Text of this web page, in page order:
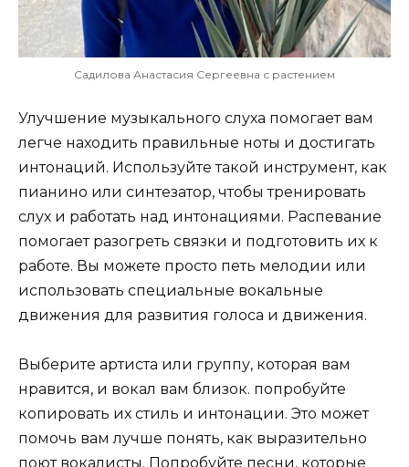
Садилова Анастасия Сергеевна с растением
Улучшение музыкального слуха помогает вам
легче находить правильные ноты и достигать
интонаций. Используйте такой инструмент, как
пианино или синтезатор, чтобы тренировать
слух и работать над интонациями. Распевание
помогает разогреть связки и подготовить их к
работе. Вы можете просто петь мелодии или
использовать специальные вокальные
движения для развития голоса и движения.
Выберите артиста или группу, которая вам
нравится, и вокал вам близок. попробуйте
копировать их стиль и интонации. Это может
помочь вам лучше понять, как выразительно
поют вокалисты. Попробуйте песни, которые